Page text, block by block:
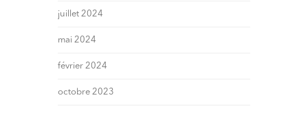
juillet 2024
mai 2024
février 2024
octobre 2023